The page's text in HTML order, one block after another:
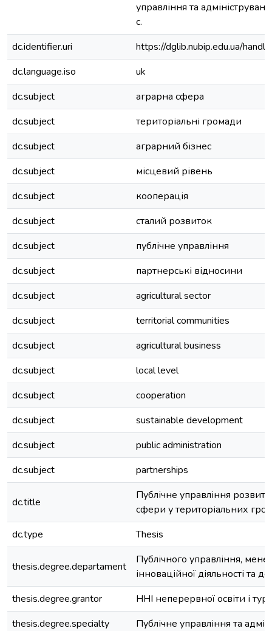
управління та
с.
dc.identifier.uri
https://dglib.nubip.edu.ua/
dc.language.iso
uk
dc.subject
аграрна сфера
dc.subject
територіальні громади
dc.subject
аграрний бізнес
dc.subject
місцевий рівень
dc.subject
кооперація
dc.subject
сталий розвиток
dc.subject
публічне управління
dc.subject
партнерські відносини
dc.subject
agricultural sector
dc.subject
territorial communities
dc.subject
agricultural business
dc.subject
local level
dc.subject
cooperation
dc.subject
sustainable development
dc.subject
public administration
dc.subject
partnerships
dc.title
Публічне управління
сфери у територіальних
dc.type
Thesis
thesis.degree.departament
Публічного управління,
інноваційної діяльності та
thesis.degree.grantor
ННІ неперервної освіти і
thesis.degree.specialty
Публічне управління та